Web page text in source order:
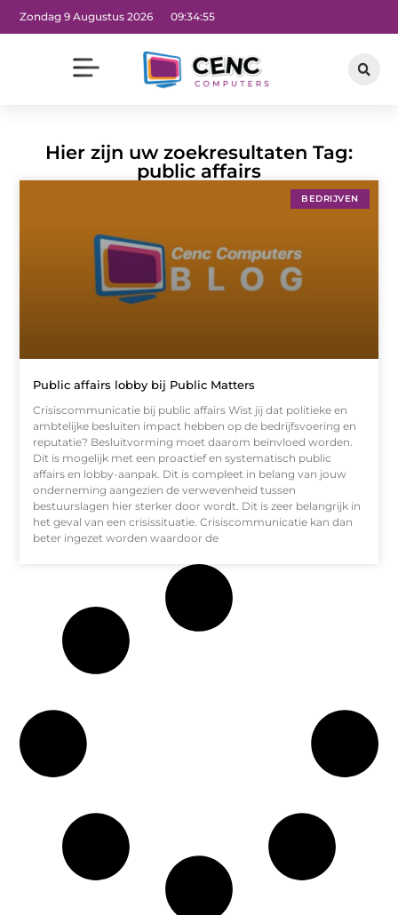
Zondag 9 Augustus 2026 09:34:56
Hier zijn uw zoekresultaten Tag:
public affairs
BEDRIJVEN
Public affairs lobby bij Public Matters
Crisiscommunicatie bij public affairs Wist jij dat politieke en
ambtelijke besluiten impact hebben op de bedrijfsvoering en
reputatie? Besluitvorming moet daarom beïnvloed worden.
Dit is mogelijk met een proactief en systematisch public
affairs en lobby-aanpak. Dit is compleet in belang van jouw
onderneming aangezien de verwevenheid tussen
bestuurslagen hier sterker door wordt. Dit is zeer belangrijk in
het geval van een crisissituatie. Crisiscommunicatie kan dan
beter ingezet worden waardoor de